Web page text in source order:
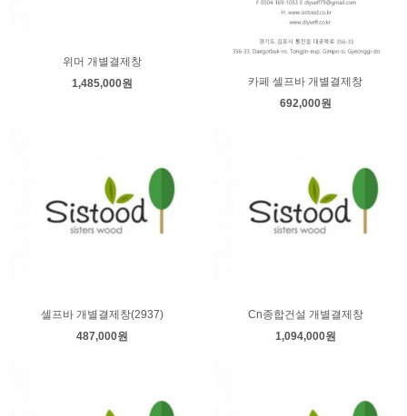
위머 개별결제창
1,485,000원
카페 셀프바 개별결제창
692,000원
셀프바 개별결제창(2937)
487,000원
Cn종합건설 개별결제창
1,094,000원